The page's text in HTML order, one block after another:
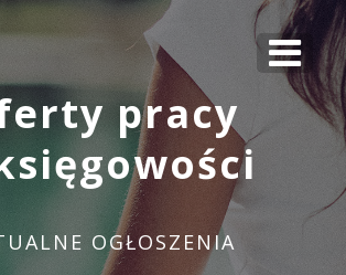
pracy
OGŁOSZENIA